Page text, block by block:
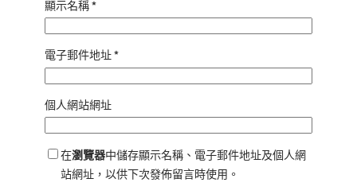
顯示名稱*
電子郵件地址*
個人網站網址
在瀏覽器中儲存顯示名稱、電子郵件地址及個人網
站網址，以供下次發佈留言時使用。